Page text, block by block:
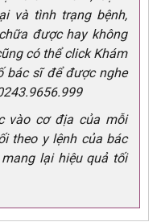
và tình trạng bệnh,
được hay không
có thể click Khám
bác sĩ để được nghe
vào cơ địa của mỗi
theo y lệnh của bác
lại hiệu quả tối